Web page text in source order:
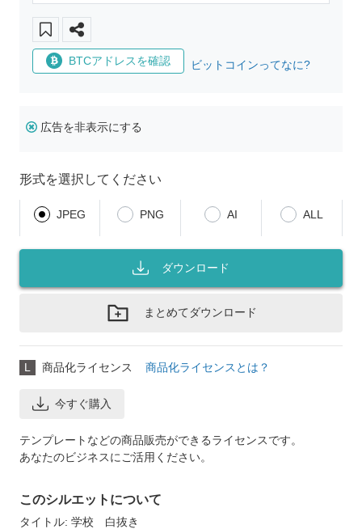
BTCアドレスを確認 ビットコインってなに?
広告を非表示にする
形式を選択してください
JPEG PNG AI ALL
ダウンロード
まとめてダウンロード
L 商品化ライセンス 商品化ライセンスとは？
今すぐ購入
テンプレートなどの商品販売ができるライセンスです。
あなたのビジネスにご活用ください。
このシルエットについて
タイトル: 学校 白抜き